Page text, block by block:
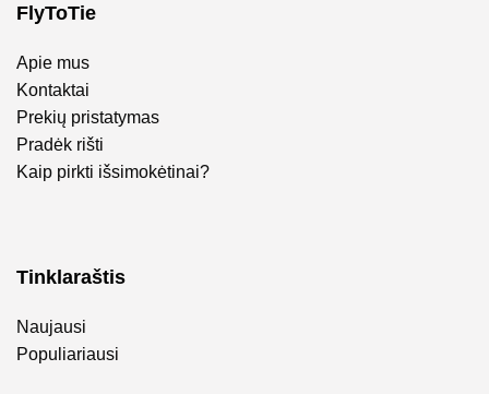
FlyToTie
Apie mus
Kontaktai
Prekių pristatymas
Pradėk rišti
Kaip pirkti išsimokėtinai?
Tinklaraštis
Naujausi
Populiariausi